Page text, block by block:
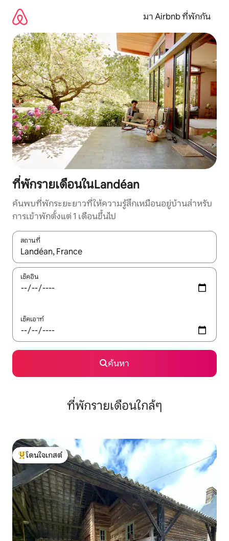
เนื้อหา
มา Airbnb ที่พักกัน
ที่พักรายเดือนในLandéan
ค้นพบที่พักระยะยาวที่ให้ความรู้สึกเหมือนอยู่บ้านสำหรับ
การเข้าพักตั้งแต่ 1 เดือนขึ้นไป
สถานที่
ใช้ลูกศรขึ้นลง หรือใช้การสัมผัสหรือปัด เพื่อสำรวจผลการค้นหา
เช็คอิน
เช็คเอาท์
ค้นหา
ที่พักรายเดือนใกล้ๆ
โดนใจเกสต์ที่สุด
โดนใจเกสต์